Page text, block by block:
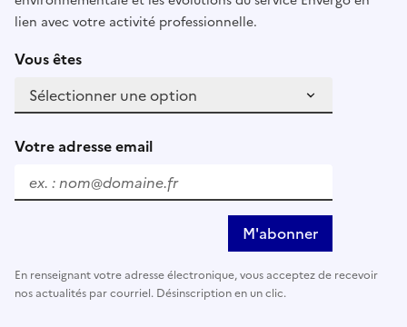
lien avec votre activité professionnelle.
Vous êtes
Votre adresse email
M'abonner
En renseignant votre adresse électronique, vous acceptez de recevoir
nos actualités par courriel. Désinscription en un clic.